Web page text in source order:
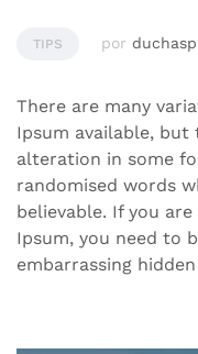
TIPS por
There are many
Ipsum available,
alteration in some
randomised words
believable. If you
Ipsum, you need to
embarrassing